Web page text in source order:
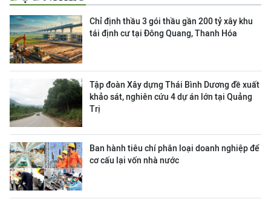
Chỉ định thầu 3 gói thầu gần 200 tỷ xây khu
tái định cư tại Đông Quang, Thanh Hóa
Tập đoàn Xây dựng Thái Bình Dương đề xuất
khảo sát, nghiên cứu 4 dự án lớn tại Quảng
Trị
Ban hành tiêu chí phân loại doanh nghiệp để
cơ cấu lại vốn nhà nước